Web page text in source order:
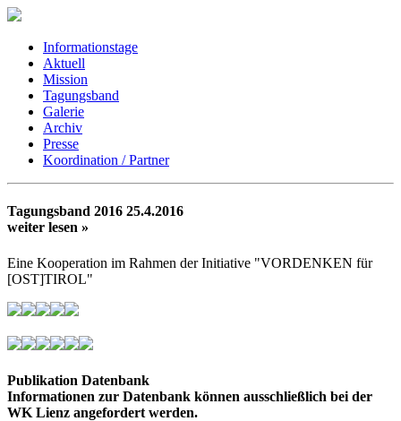
Informationstage
Aktuell
Mission
Tagungsband
Galerie
Archiv
Presse
Koordination / Partner
Tagungsband 2016 25.4.2016
weiter lesen »
Eine Kooperation im Rahmen der Initiative "VORDENKEN für
[OST]TIROL"
Publikation Datenbank
Informationen zur Datenbank können ausschließlich bei der
WK Lienz angefordert werden.